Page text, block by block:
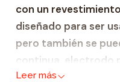
d
con un
diseñado para ser
pero también se
continua, electrodo
Leer más